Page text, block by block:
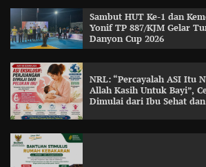
Sambut HUT Ke-1 dan
Yonif TP 887/KJM Gelar
Danyon Cup 2026
NRL: “Percayalah ASI Itu
Allah Kasih Untuk Bayi”,
Dimulai dari Ibu Sehat